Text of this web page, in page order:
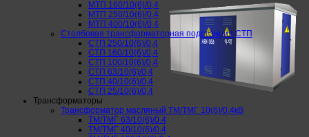
МТП 160/10(6)/0,4
МТП 250/10(6)/0,4
МТП 400/10(6)/0,4
Столбовая трансформаторная подстанция СТП
СТП 250/10(6)/0,4
СТП 160/10(6)/0,4
СТП 100/10(6)/0,4
СТП 63/10(6)/0,4
СТП 40/10(6)/0,4
СТП 25/10(6)/0,4
Трансформаторы
Трансформатор масляный ТМ/ТМГ 10(6)/0,4кВ
ТМ/ТМГ 63/10(6)/0.4
ТМ/ТМГ 40/10(6)/0.4